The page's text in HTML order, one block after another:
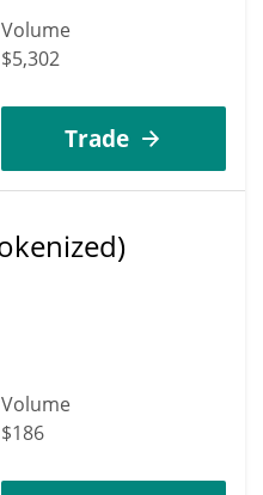
Volume
$5,302
Trade
Volume
$186